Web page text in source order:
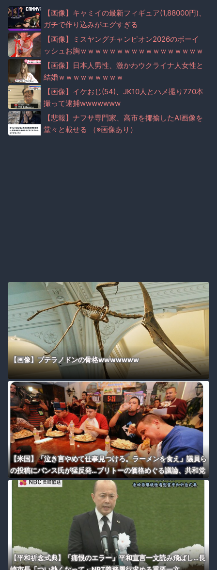
【画像】キャミイの最新フィギュア(1,88000円)、
ガチで作り込みがエグすぎる
【画像】ミスヤングチャンピオン2026のボーイ
ッシュお胸ｗｗｗｗｗｗｗｗｗｗｗｗｗｗｗｗｗ
ｗｗｗ
【画像】日本人男性、激かわウクライナ人女性と
結婚ｗｗｗｗｗｗｗｗｗ
【画像】イケおじ(54)、JK10人とハメ撮り770本
撮って逮捕wwwwwww
【悲報】ナフサ専門家、高市を揶揄したAI画像を
堂々と載せる （※画像あり）
【画像】プテラノドンの骨格wwwwwww
【米国】「泣き言やめて仕事見つけろ。ラーメンを食え」議員ら
の投稿にバンス氏が猛反発…ブリトーの価格めぐる議論、共和党
の内戦に発展
【平和祈念式典】「痛恨のエラー」平和宣言一文読み飛ばし…長